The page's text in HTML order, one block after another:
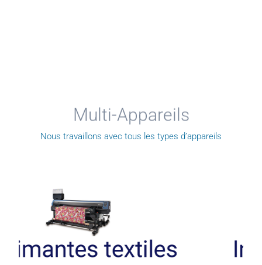
Multi-Appareils
Nous travaillons avec tous les types d’appareils